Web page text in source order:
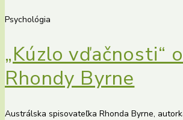
Psychológia
„Kúzlo vďačnosti“
Rhondy Byrne
Austrálska spisovateľka Rhonda Byrne,